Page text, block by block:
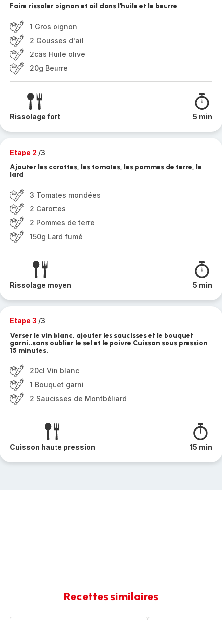
Faire rissoler oignon et ail dans l'huile et le beurre
1 Gros oignon
2 Gousses d'ail
2càs Huile olive
20g Beurre
Rissolage fort 5 min
Etape 2 /3
Ajouter les carottes, les tomates, les pommes de terre, le
lard
3 Tomates mondées
2 Carottes
2 Pommes de terre
150g Lard fumé
Rissolage moyen 5 min
Etape 3 /3
Verser le vin blanc, ajouter les saucisses et le bouquet
garni..sans oublier le sel et le poivre Cuisson sous pression
15 minutes.
20cl Vin blanc
1 Bouquet garni
2 Saucisses de Montbéliard
Cuisson haute pression 15 min
Recettes similaires